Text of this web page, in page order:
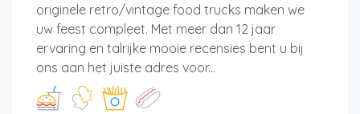
originele retro/vintage food trucks maken we
uw feest compleet. Met meer dan 12 jaar
ervaring en talrijke mooie recensies bent u bij
ons aan het juiste adres voor...